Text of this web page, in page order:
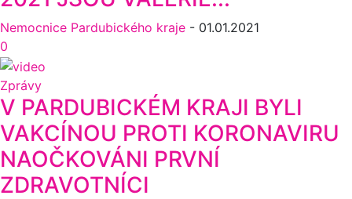
Nemocnice Pardubického kraje - 01.01.2021
0
Zprávy
V PARDUBICKÉM KRAJI BYLI
VAKCÍNOU PROTI KORONAVIRU
NAOČKOVÁNI PRVNÍ
ZDRAVOTNÍCI